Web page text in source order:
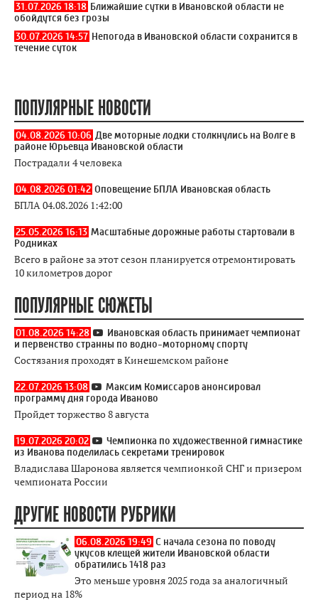
31.07.2026 18:18 Ближайшие сутки в Ивановской области не
обойдутся без грозы
30.07.2026 14:57 Непогода в Ивановской области сохранится в
течение суток
ПОПУЛЯРНЫЕ НОВОСТИ
04.08.2026 10:06 Две моторные лодки столкнулись на Волге в
районе Юрьевца Ивановской области
Пострадали 4 человека
04.08.2026 01:42 Оповещение БПЛА Ивановская область
БПЛА 04.08.2026 1:42:00
25.05.2026 16:13 Масштабные дорожные работы стартовали в
Родниках
Всего в районе за этот сезон планируется отремонтировать
10 километров дорог
ПОПУЛЯРНЫЕ СЮЖЕТЫ
01.08.2026 14:28
Ивановская область принимает чемпионат
и первенство странны по водно-моторному спорту
Состязания проходят в Кинешемском районе
22.07.2026 13:08
Максим Комиссаров анонсировал
программу дня города Иваново
Пройдет торжество 8 августа
19.07.2026 20:02
Чемпионка по художественной гимнастике
из Иванова поделилась секретами тренировок
Владислава Шаронова является чемпионкой СНГ и призером
чемпионата России
ДРУГИЕ НОВОСТИ РУБРИКИ
06.08.2026 19:49 С начала сезона по поводу
укусов клещей жители Ивановской области
обратились 1418 раз
Это меньше уровня 2025 года за аналогичный
период на 18%